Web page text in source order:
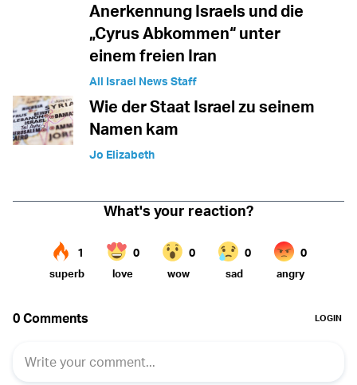
Anerkennung Israels und die
„Cyrus Abkommen“ unter
einem freien Iran
All Israel News Staff
Wie der Staat Israel zu seinem
Namen kam
Jo Elizabeth